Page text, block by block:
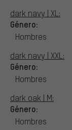
dark navy | XL:
Género:
Hombres
dark navy | XXL:
Género:
Hombres
dark oak | M:
Género:
Hombres